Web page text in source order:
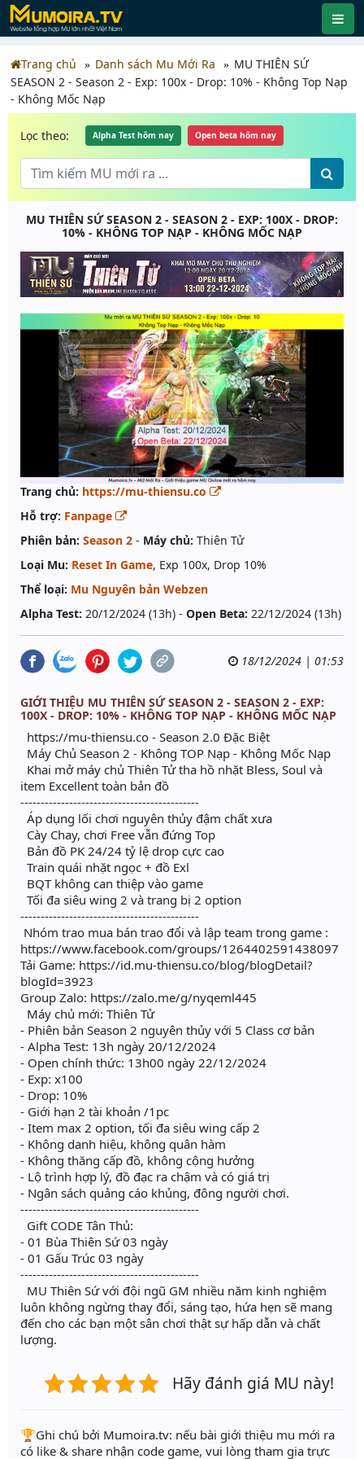
Trang chủ Danh sách Mu Mới Ra
MU THIÊN SỨ
SEASON 2 - Season 2 - Exp: 100x - Drop: 10% - Không Top Nạp
- Không Mốc Nạp
Lọc theo: Alpha Test hôm nay Open beta hôm nay
MU THIÊN SỨ SEASON 2 - SEASON 2 - EXP: 100X - DROP:
10% - KHÔNG TOP NẠP - KHÔNG MỐC NẠP
Trang chủ: https://mu-thiensu.co
Hỗ trợ: Fanpage
Phiên bản: Season 2 - Máy chủ: Thiên Tử
Loại Mu: Reset In Game, Exp 100x, Drop 10%
Thể loại: Mu Nguyên bản Webzen
Alpha Test: 20/12/2024 (13h) - Open Beta: 22/12/2024 (13h)
18/12/2024 | 01:53
GIỚI THIỆU MU THIÊN SỨ SEASON 2 - SEASON 2 - EXP:
100X - DROP: 10% - KHÔNG TOP NẠP - KHÔNG MỐC NẠP
https://mu-thiensu.co - Season 2.0 Đặc Biệt
Máy Chủ Season 2 - Không TOP Nạp - Không Mốc Nạp
Khai mở máy chủ Thiên Tử tha hồ nhặt Bless, Soul và
item Excellent toàn bản đồ
--------------------------------------------
Áp dụng lối chơi nguyên thủy đậm chất xưa
Cày Chay, chơi Free vẫn đứng Top
Bản đồ PK 24/24 tỷ lệ drop cực cao
Train quái nhặt ngọc + đồ Exl
BQT không can thiệp vào game
Tối đa siêu wing 2 và trang bị 2 option
--------------------------------------------
Nhóm trao mua bán trao đổi và lập team trong game :
https://www.facebook.com/groups/1264402591438097
Tải Game: https://id.mu-thiensu.co/blog/blogDetail?
blogId=3923
Group Zalo: https://zalo.me/g/nyqeml445
Máy chủ mới: Thiên Tử
- Phiên bản Season 2 nguyên thủy với 5 Class cơ bản
- Alpha Test: 13h ngày 20/12/2024
- Open chính thức: 13h00 ngày 22/12/2024
- Exp: x100
- Drop: 10%
- Giới hạn 2 tài khoản /1pc
- Item max 2 option, tối đa siêu wing cấp 2
- Không danh hiệu, không quân hàm
- Không thăng cấp đồ, không cộng hưởng
- Lộ trình hợp lý, đồ đạc ra chậm và có giá trị
- Ngân sách quảng cáo khủng, đông người chơi.
--------------------------------------------
Gift CODE Tân Thủ:
- 01 Bùa Thiên Sứ 03 ngày
- 01 Gấu Trúc 03 ngày
--------------------------------------------
MU Thiên Sứ với đội ngũ GM nhiều năm kinh nghiệm
luôn không ngừng thay đổi, sáng tạo, hứa hẹn sẽ mang
đến cho các bạn một sân chơi thật sự hấp dẫn và chất
lượng.
Hãy đánh giá MU này!
️🏆Ghi chú bởi Mumoira.tv: nếu bài giới thiệu mu mới ra
có like & share nhận code game, vui lòng tham gia trực